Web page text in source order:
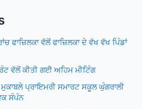
ਵੱਲੋਂ ਫਾਜ਼ਿਲਕਾ ਦੇ ਵੱਖ ਵੱਖ ਪਿੰਡਾਂ
ਵੱਲੋਂ ਕੀਤੀ ਗਈ ਅਹਿਮ ਮੀਟਿੰਗ
ਪ੍ਰਾਇਮਰੀ ਸਮਾਰਟ ਸਕੂਲ ਘੁੰਗਰਾਲੀ
ਸੰਪੰਨ